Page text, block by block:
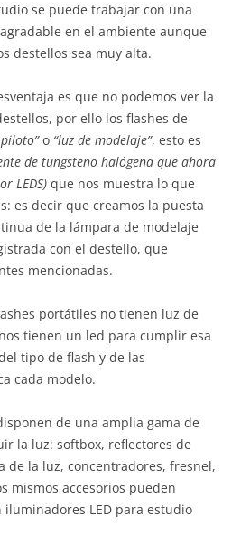
se puede trabajar con una
en el ambiente aunque
destellos sea muy alta.
es que no podemos ver la
por ello los flashes de
o “luz de modelaje”, esto es
de tungsteno halógena que ahora
LEDS) que nos muestra lo que
es decir que creamos la puesta
de la lámpara de modelaje
con el destello, que
mencionadas.
portátiles no tienen luz de
tienen un led para cumplir esa
tipo de flash y de las
cada modelo.
de una amplia gama de
la luz: softbox, reflectores de
de la luz, concentradores, fresnel,
mismos accesorios pueden
LED para estudio